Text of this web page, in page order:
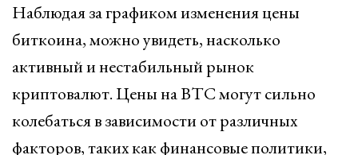
Наблюдая за графиком изменения цены
биткоина, можно увидеть, насколько
активный и нестабильный рынок
криптовалют. Цены на BTC могут сильно
колебаться в зависимости от различных
факторов, таких как финансовые политики,